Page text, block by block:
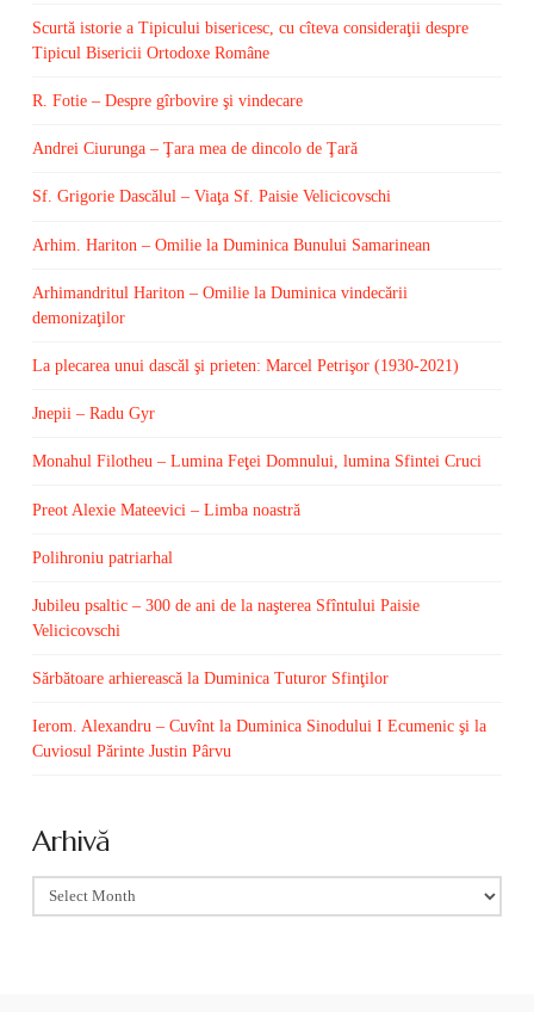
Scurtă istorie a Tipicului bisericesc, cu cîteva consideraţii despre
Tipicul Bisericii Ortodoxe Române
R. Fotie – Despre gîrbovire şi vindecare
Andrei Ciurunga – Ţara mea de dincolo de Ţară
Sf. Grigorie Dascălul – Viaţa Sf. Paisie Velicicovschi
Arhim. Hariton – Omilie la Duminica Bunului Samarinean
Arhimandritul Hariton – Omilie la Duminica vindecării
demonizaţilor
La plecarea unui dascăl şi prieten: Marcel Petrişor (1930-2021)
Jnepii – Radu Gyr
Monahul Filotheu – Lumina Feţei Domnului, lumina Sfintei Cruci
Preot Alexie Mateevici – Limba noastră
Polihroniu patriarhal
Jubileu psaltic – 300 de ani de la naşterea Sfîntului Paisie
Velicicovschi
Sărbătoare arhierească la Duminica Tuturor Sfinţilor
Ierom. Alexandru – Cuvînt la Duminica Sinodului I Ecumenic şi la
Cuviosul Părinte Justin Pârvu
Arhivă
Arhivă